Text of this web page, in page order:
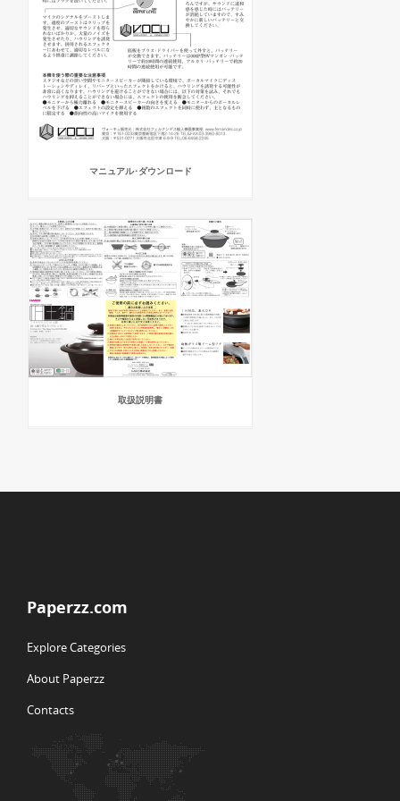
マニュアル･ダウンロード
取扱説明書
Paperzz.com
Explore Categories
About Paperzz
Contacts